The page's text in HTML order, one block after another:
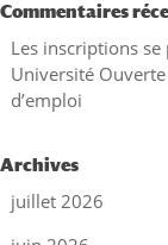
Commentaires
Les inscriptions
Université Ouverte
d’emploi
Archives
juillet 2026